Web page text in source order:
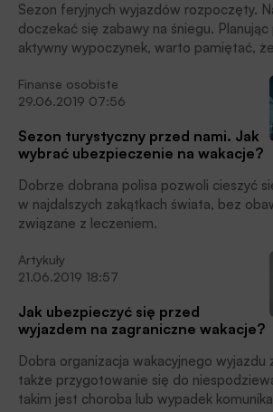
Sezon feryjnych wyjazdów rozpoczęty.
doczekać się zabawy na śniegu.
aktywny wypoczynek, warto pamiętać,
wypadkami. Tylko w samych Tatrach
sezonu poszkodowanych zostaje
O ile krajowe służby ratunkowe
turystom nawet wysoko w górach, o tyle
leczenia i transportu do Polski mogą w
wypadkach wynieść nawet 250 tys. zł.
Finanse osobiste
29.06.2019 07:56
Sezon turystyczny przed nami. Jak
wybrać ubezpieczenie na wakacje?
Dobrze dobrana polisa pozwoli cieszyć
w najdalszych zakątkach świata, bez
związane z leczeniem.
Artykuły
21.06.2019 18:57
Jak ubezpieczyć się przed
wyjazdem na zagraniczne wakacje?
Dobra organizacja wakacyjnego wyjazdu
także przygotowanie się do
takim jest choroba lub wypadek